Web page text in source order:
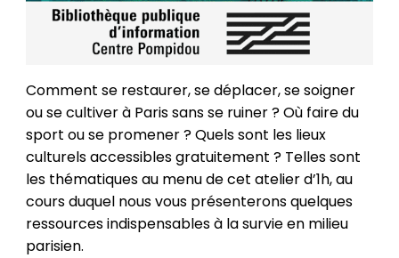
Comment se restaurer, se déplacer, se soigner
ou se cultiver à Paris sans se ruiner ? Où faire du
sport ou se promener ? Quels sont les lieux
culturels accessibles gratuitement ? Telles sont
les thématiques au menu de cet atelier d’1h, au
cours duquel nous vous présenterons quelques
ressources indispensables à la survie en milieu
parisien.